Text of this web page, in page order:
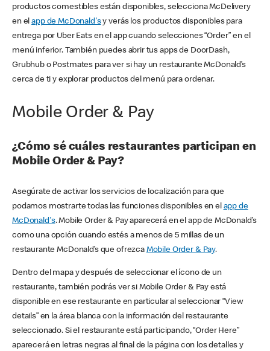
productos comestibles están disponibles, selecciona McDelivery
en elapp de McDonald'sy verás los productos disponibles para
entrega por Uber Eats en el app cuando selecciones “Order” en el
menú inferior. También puedes abrir tus apps de DoorDash,
Grubhub o Postmates para ver si hay un restaurante McDonald’s
cerca de ti y explorar productos del menú para ordenar.
Mobile Order & Pay
¿Cómo sé cuáles restaurantes participan en
Mobile Order & Pay?
Asegúrate de activar los servicios de localización para que
podamos mostrarte todas las funciones disponibles en el app de
McDonald's. Mobile Order & Pay aparecerá en el app de McDonald’s
como una opción cuando estés a menos de 5 millas de un
restaurante McDonald’s que ofrezca Mobile Order & Pay.
Dentro del mapa y después de seleccionar el ícono de un
restaurante, también podrás ver si Mobile Order & Pay está
disponible en ese restaurante en particular al seleccionar “View
details” en la área blanca con la información del restaurante
seleccionado. Si el restaurante está participando, “Order Here”
aparecerá en letras negras al final de la página con los detalles y